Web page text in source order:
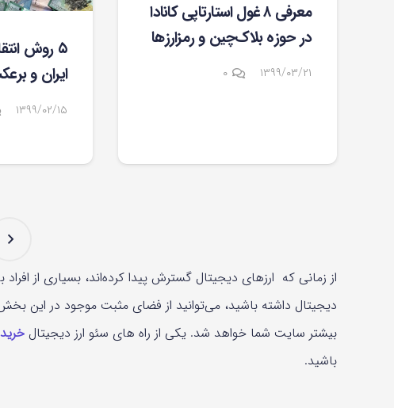
معرفی ۸ غول استارتاپی کانادا
در حوزه بلاک‌چین و رمزارزها
۱۳۹۹/۰۳/۲۱ ۰
۵ روش
ایران و
۱۳۹۹/۰۲/۱۵
از زمانی که ارزهای دیجیتال گسترش پیدا کرده‌اند، بسیاری از
دیجیتال داشته باشید، می‌توانید از فضای مثبت موجود در این
بیشتر سایت شما خواهد شد. یکی از راه های سئو ارز دیجیتال
باشید.